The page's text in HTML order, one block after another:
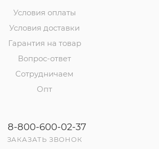
Условия оплаты
Условия доставки
Гарантия на товар
Вопрос-ответ
Сотрудничаем
Опт
8-800-600-02-37
ЗАКАЗАТЬ ЗВОНОК